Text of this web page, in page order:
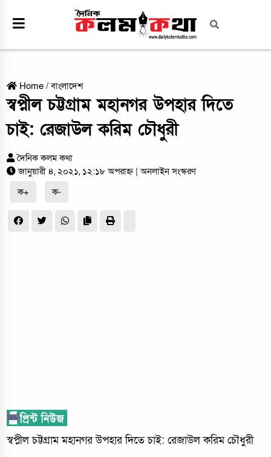
Home /বাংলাদেশ
স্বপ্নীল চট্টগ্রাম মহানগর উপহার দিতে
চাই: রেজাউল করিম চৌধুরী
দৈনিক কলম কথা
জানুয়ারী ৪, ২০২১, ১২:১৮ অপরাহ্ন | অনলাইন সংস্করণ
ক+
ক-
স্বপ্নীল চট্টগ্রাম মহানগর উপহার দিতে চাই: রেজাউল করিম চৌধুরী